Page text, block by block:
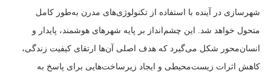
شهرسازی در آینده با استفاده از تکنولوژی‌های مدرن به‌طور کامل
متحول خواهد شد. این چشم‌انداز بر پایه شهرهای هوشمند، پایدار و
انسان‌محور شکل می‌گیرد که هدف اصلی آن‌ها ارتقای کیفیت زندگی،
کاهش اثرات زیست‌محیطی و ایجاد زیرساخت‌هایی برای پاسخ به